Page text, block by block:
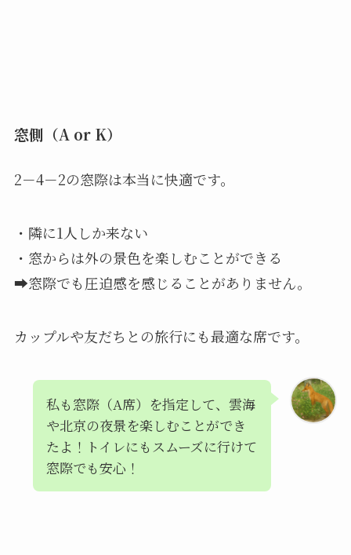
窓側（A or K）
2－4－2の窓際は本当に快適です。
・隣に1人しか来ない
・窓からは外の景色を楽しむことができる
➡窓際でも圧迫感を感じることがありません。
カップルや友だちとの旅行にも最適な席です。
私も窓際（A席）を指定して、雲海
や北京の夜景を楽しむことができ
たよ！トイレにもスムーズに行けて
窓際でも安心！